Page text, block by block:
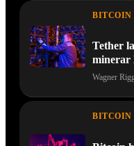
BITCOIN
Tether
minerar
Wagner
BITCOIN